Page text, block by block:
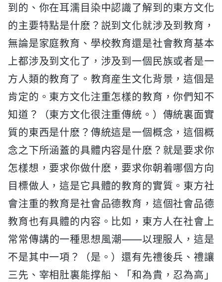
到的、你在耳濡目染中認識了解到的東方文化
的主要特點是什麽？説到文化就涉及到教育，
無論是家庭教育、學校教育還是社會教育基本
上都涉及到文化了，涉及到一個民族或者是一
方人類的教育了。教育産生文化背景，這個是
肯定的。東方文化注重怎樣的教育，你們知不
知道？（東方文化很注重傳統。）傳統裏面實
質的東西是什麽？傳統這是一個概念，這個概
念之下所涵蓋的具體内容是什麽？就是要求你
怎樣想，要求你做什麽，要求你朝着哪個方向
目標做人，這是它具體的教育的實質。東方社
會注重的教育是社會品德教育，這個社會品德
教育也有具體的内容。比如，東方人在社會上
常常傳講的一種思想風潮——以理服人，這是
不是其中一項？（是。）還有先禮後兵、禮讓
三先、宰相肚裏能撑船、「和為貴，忍為高」